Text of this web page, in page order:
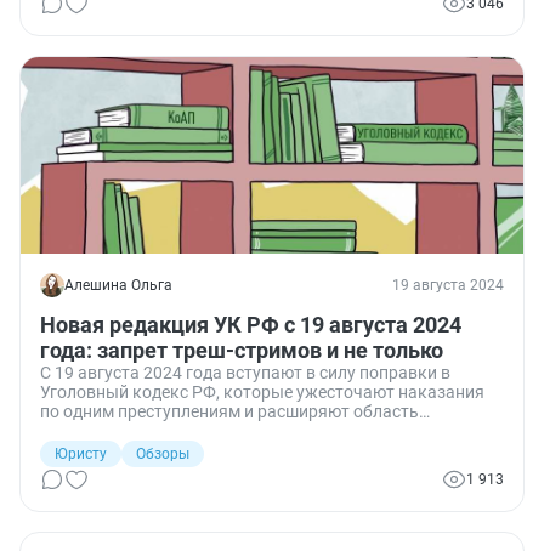
ответственность и могут ли посадить должника по
3 046
Алешина Ольга 19 августа 2024
Новая редакция УК РФ с 19 августа 2024
года: запрет треш-стримов и не только
С 19 августа 2024 года вступают в силу поправки в
Уголовный кодекс РФ, которые ужесточают наказания
по одним преступлениям и расширяют область
Юристу
Обзоры
1 913